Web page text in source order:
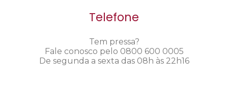
Telefone
Tem pressa?
Fale conosco pelo 0800 600 0005
De segunda a sexta das 08h às 22h16